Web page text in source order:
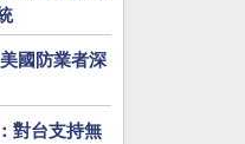
國防業者深
對台支持無